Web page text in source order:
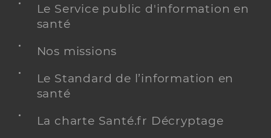
Le Service public d'information en
santé
Nos missions
Le Standard de l’information en
santé
La charte Santé.fr Décryptage